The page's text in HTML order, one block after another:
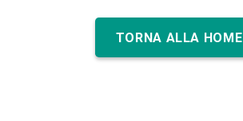
TORNA ALLA HOME